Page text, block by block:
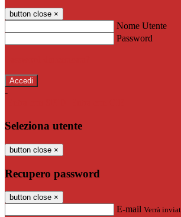
button close ×
Nome Utente
Password
-
Seleziona utente
button close ×
Recupero password
button close ×
E-mail Verrà